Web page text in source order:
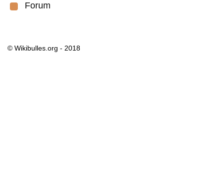
Forum
© Wikibulles.org - 2018